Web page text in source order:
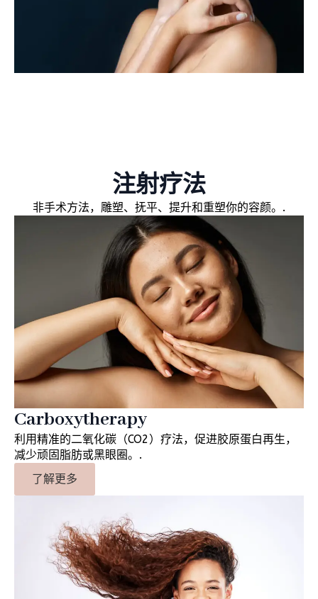
注射疗法
非手术方法，雕塑、抚平、提升和重塑你的容颜。.
Carboxytherapy
利用精准的二氧化碳（CO2）疗法，促进胶原蛋白再生，
减少顽固脂肪或黑眼圈。.
了解更多